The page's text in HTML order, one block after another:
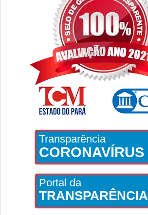
Transparência
CORONAVÍRUS
Portal da
TRANSPARÊNCIA